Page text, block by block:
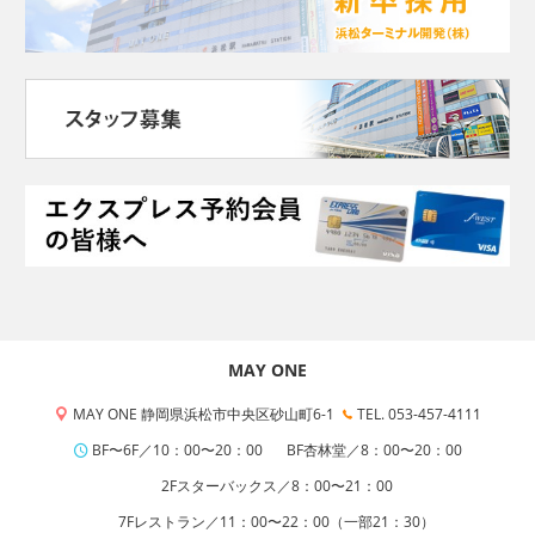
MAY ONE
MAY ONE 静岡県浜松市中央区砂山町6-1
TEL. 053-457-4111
BF〜6F／10：00〜20：00
BF杏林堂／8：00〜20：00
2Fスターバックス／8：00〜21：00
7Fレストラン／11：00〜22：00（一部21：30）